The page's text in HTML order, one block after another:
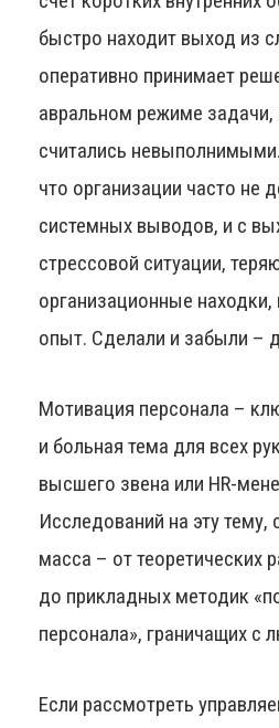
быстро находит выход из
оперативно принимает
авральном режиме
считались
что организации часто не
системных выводов, и с
стрессовой ситуации,
организационные
опыт. Сделали и забыли –
Мотивация персонала –
и больная тема для всех
высшего звена или HR-
Исследований на эту тему,
масса – от теоретических
до прикладных методик
персонала», граничащих с
Если рассмотреть